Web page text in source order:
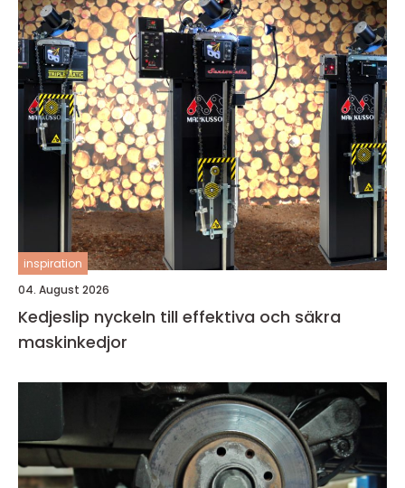
inspiration
04. August 2026
Kedjeslip nyckeln till effektiva och säkra
maskinkedjor